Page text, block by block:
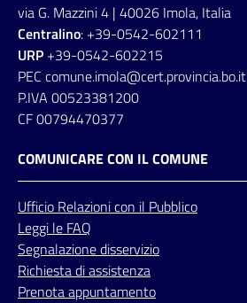
via G. Mazzini 4 | 40026 Imola, Italia
Centralino: +39-0542-602111
URP +39-0542-602215
PEC comune.imola@cert.provincia.bo.it
P.IVA 00523381200
CF 00794470377
COMUNICARE CON IL COMUNE
Ufficio Relazionicon il Pubblico
Leggi le FAQ
Segnalazione disservizio
Richiesta di assistenza
Prenota appuntamento